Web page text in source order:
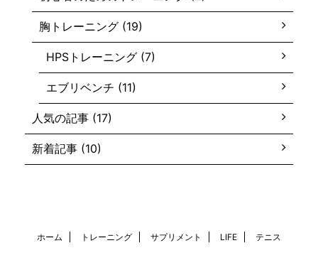
胸トレーニング (19)
HPSトレーニング (7)
エブリベンチ (11)
人気の記事 (17)
新着記事 (10)
ホーム トレーニング サプリメント LIFE テニス